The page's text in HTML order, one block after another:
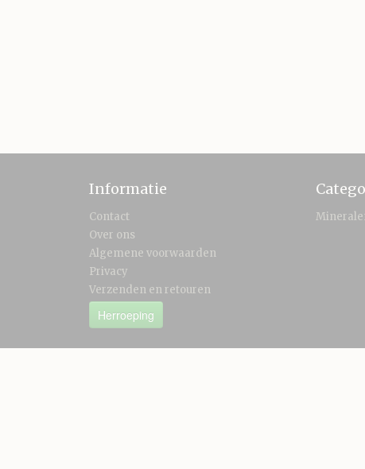
Informatie
Contact
Over ons
Algemene voorwaarden
Privacy
Verzenden en retouren
Herroeping